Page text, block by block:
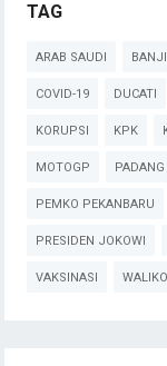
TAG
ARAB SAUDI
COVID-19 DUCATI
KORUPSI KPK
MOTOGP PADANG
PEMKO PEKANBARU
PRESIDEN JOKOWI
VAKSINASI